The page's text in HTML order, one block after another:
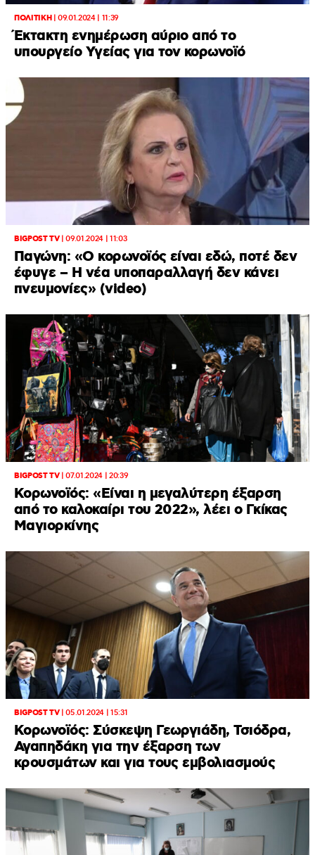
ΠΟΛΙΤΙΚΗ|09.01.2024 | 11:39
Έκτακτη ενημέρωση αύριο από το
υπουργείο Υγείας για τον κορωνοϊό
BIGPOST TV|09.01.2024 | 11:03
Παγώνη: «Ο κορωνοϊός είναι εδώ, ποτέ δεν
έφυγε – Η νέα υποπαραλλαγή δεν κάνει
πνευμονίες» (video)
BIGPOST TV|07.01.2024 | 20:39
Κορωνοϊός: «Είναι η μεγαλύτερη έξαρση
από το καλοκαίρι του 2022», λέει ο Γκίκας
Μαγιορκίνης
BIGPOST TV|05.01.2024 | 15:31
Κορωνοϊός: Σύσκεψη Γεωργιάδη, Τσιόδρα,
Αγαπηδάκη για την έξαρση των
κρουσμάτων και για τους εμβολιασμούς